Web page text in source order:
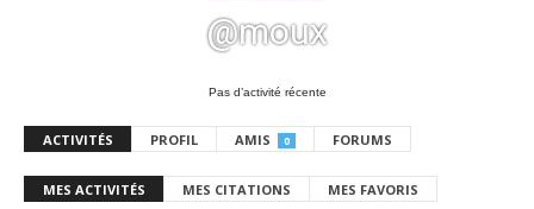
@moux
Pas d’activité récente
ACTIVITÉS PROFIL AMIS 0 FORUMS
MES ACTIVITÉS MES CITATIONS MES FAVORIS